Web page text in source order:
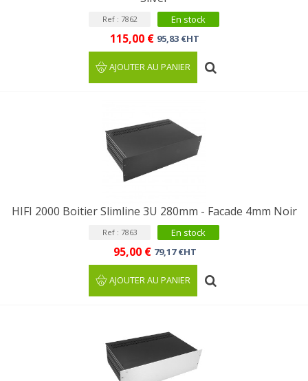
Ref : 7862 En stock
115,00 € 95,83 €HT
AJOUTER AU PANIER
HIFI 2000 Boitier Slimline 3U 280mm - Facade 4mm Noir
Ref : 7863 En stock
95,00 € 79,17 €HT
AJOUTER AU PANIER